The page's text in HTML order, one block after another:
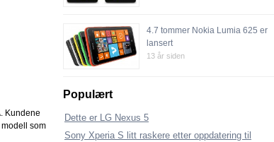
Kundene
som
4.7 tommer Nokia Lumia 625 er
lansert
13 år siden
Populært
Dette er LG Nexus 5
Sony Xperia S litt raskere etter oppdatering til